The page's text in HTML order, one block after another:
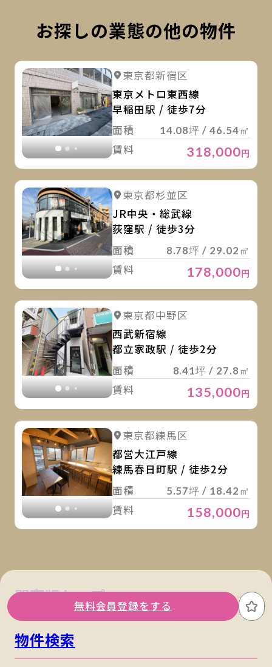
お探しの業態の他の物件
詳細を見る
東京都新宿区
東京メトロ東西線
早稲田駅 / 徒歩7分
面積
14.08坪 / 46.54㎡
賃料 318,000円
詳細を見る
東京都杉並区
JR中央・総武線
荻窪駅 / 徒歩3分
面積
8.78坪 / 29.02㎡
賃料 178,000円
詳細を見る
東京都中野区
西武新宿線
都立家政駅 / 徒歩2分
面積
8.41坪 / 27.8㎡
賃料 135,000円
詳細を見る
東京都練馬区
都営大江戸線
練馬春日町駅 / 徒歩2分
面積
5.57坪 / 18.42㎡
賃料 158,000円
無料会員登録をする お
関東版トップ 関西版トップ
物件検索